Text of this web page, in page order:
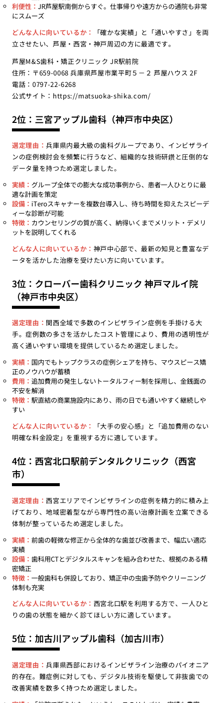
利便性： JR芦屋駅南側からすぐ。仕事帰りや遠方からの通院も非常
にスムーズ
どんな人に向いているか：
「確かな実績」と「通いやすさ」を両
立させたい、芦屋・西宮・神戸周辺の方に最適です。
芦屋M&S歯科・矯正クリニック JR駅前院
住所：〒659-0068 兵庫県芦屋市業平町５－２ 芦屋ハウス 2F
電話：0797-22-6268
公式サイト： https://matsuoka-shika.com/
2位：三宮アップル歯科（神戸市中央区）
選定理由：兵庫県内最大級の歯科グループであり、インビザライ
ンの症例検討会を頻繁に行うなど、組織的な技術研鑽と圧倒的な
データ量を持つため選定しました。
実績： グループ全体での膨大な成功事例から、患者一人ひとりに最
適な計画を策定
設備： iTeroスキャナーを複数台導入し、待ち時間を抑えたスピーデ
ィーな診断が可能
特徴： カウンセリングの質が高く、納得いくまでメリット・デメリ
ットを説明してくれる
どんな人に向いているか： 神戸中心部で、最新の知見と豊富なデ
ータを活かした治療を受けたい方に向いています。
3位：クローバー歯科クリニック 神戸マルイ院
（神戸市中央区）
選定理由： 関西全域で多数のインビザライン症例を手掛ける大
手。症例数の多さを活かしたコスト管理により、費用の透明性が
高く通いやすい環境を提供しているため選定しました。
実績： 国内でもトップクラスの症例シェアを持ち、マウスピース矯
正のノウハウが蓄積
費用： 追加費用の発生しないトータルフィー制を採用し、金銭面の
不安を解消
特徴： 駅直結の商業施設内にあり、雨の日でも通いやすく継続しや
すい
どんな人に向いているか：
「大手の安心感」と「追加費用のない
明確な料金設定」を重視する方に適しています。
4位：西宮北口駅前デンタルクリニック（西宮
市）
選定理由：西宮エリアでインビザラインの症例を精力的に積み上
げており、地域密着型ながら専門性の高い治療計画を立案できる
体制が整っているため選定しました。
実績： 前歯の軽微な修正から全体的な歯並び改善まで、幅広い適応
実績
設備： 歯科用CTとデジタルスキャンを組み合わせた、根拠のある精
密矯正
特徴： 一般歯科も併設しており、矯正中の虫歯予防やクリーニング
体制も充実
どんな人に向いているか： 西宮北口駅を利用する方で、一人ひと
りの歯の状態を細かく診てほしい方に適しています。
5位：加古川アップル歯科（加古川市）
選定理由：兵庫県西部におけるインビザライン治療のパイオニア
的存在。難症例に対しても、デジタル技術を駆使して非抜歯での
改善実績を数多く持つため選定しました。